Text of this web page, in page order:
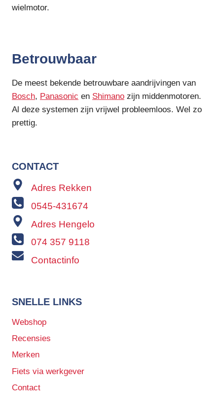
wielmotor.
Betrouwbaar
De meest bekende betrouwbare aandrijvingen van
Bosch, Panasonic en Shimano zijn middenmotoren.
Al deze systemen zijn vrijwel probleemloos. Wel zo
prettig.
CONTACT
Adres Rekken
0545-431674
Adres Hengelo
074 357 9118
Contactinfo
SNELLE LINKS
Webshop
Recensies
Merken
Fiets via werkgever
Contact